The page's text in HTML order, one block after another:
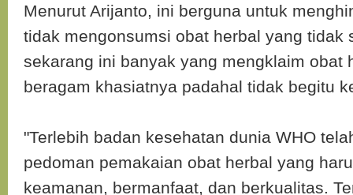
Menurut Arijanto, ini berguna untuk
tidak mengonsumsi obat herbal yang tidak
sekarang ini banyak yang mengklaim obat
beragam khasiatnya padahal tidak begitu
"Terlebih badan kesehatan dunia WHO
pedoman pemakaian obat herbal yang
keamanan, bermanfaat, dan berkualitas.